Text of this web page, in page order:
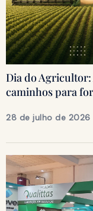
Dia do
caminhos para
28 de julho de 2026